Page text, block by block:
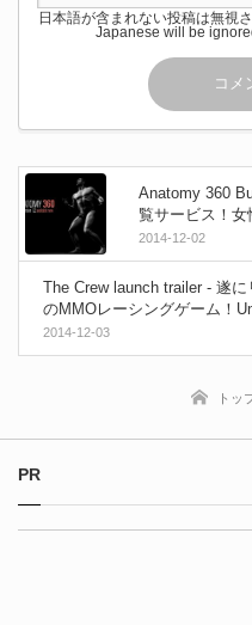
日本語が含まれない投稿は無視
Japanese will be
Anatomy 360
覧サービス！
験可能！※裸注
2014-12-02
The Crew launch trailer - 遂
のMMOレーシングゲーム！
ローンチトレーラー！
2014-12-03
トッ
PR